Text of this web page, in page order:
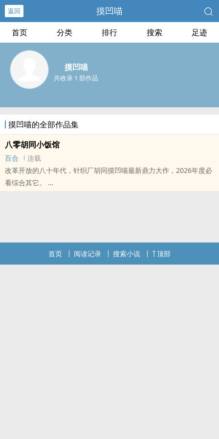
返回 摸凹喵
首页 分类 排行 搜索 足迹
摸凹喵
共收录 1 部作品
摸凹喵的全部作品集
八零胡同小饭馆
百合
连载
改革开放的八十年代，针织厂胡同摸凹喵最新鼎力大作，2026年度必
看综合其它。
首页 阅读记录 搜索小说 顶部